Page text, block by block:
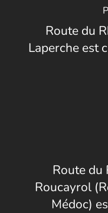
Route du
Laperche est
Route du
Roucayrol
Médoc)